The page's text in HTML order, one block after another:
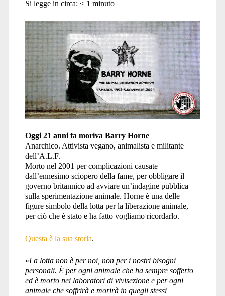
Si legge in circa: < 1 minuto
Oggi 21 anni fa moriva Barry Horne
Anarchico. Attivista vegano, animalista e militante
dell’A.L.F.
Morto nel 2001 per complicazioni causate
dall’ennesimo sciopero della fame, per obbligare il
governo britannico ad avviare un’indagine pubblica
sulla sperimentazione animale. Horne è una delle
figure simbolo della lotta per la liberazione animale,
per ciò che è stato e ha fatto vogliamo ricordarlo.
Questa è la sua storia.
«La lotta non è per noi, non per i nostri bisogni
personali. È per ogni animale che ha sempre sofferto
ed è morto nei laboratori di vivisezione e per ogni
animale che soffrirà e morirà in quegli stessi